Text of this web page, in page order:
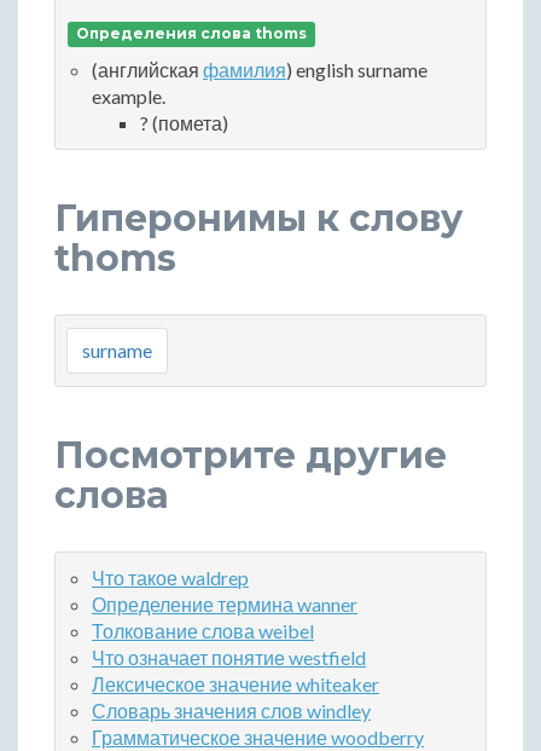
Определения слова thoms
(английская фамилия) english surname
example.
? (помета)
Гиперонимы к слову
thoms
surname
Посмотрите другие
слова
Что такое waldrep
Определение термина wanner
Толкование слова weibel
Что означает понятие westfield
Лексическое значение whiteaker
Словарь значения слов windley
Грамматическое значение woodberry